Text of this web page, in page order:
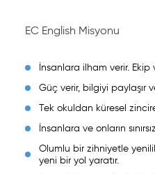
EC English Misyonu
İnsanlara ilham verir.
Güç verir, bilgiyi paylaşır
Tek okuldan küresel
İnsanlara ve onların
Olumlu bir zihniyetle
yeni bir yol yaratır.